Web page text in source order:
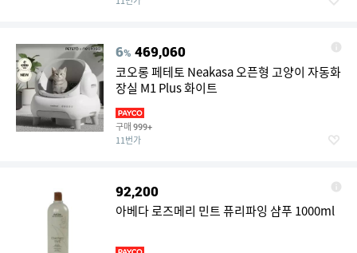
6% 469,060
코오롱 페테토 Neakasa 오픈형 고양이 자동화
장실 M1 Plus 화이트
구매 999+
11번가
92,200
아베다 로즈메리 민트 퓨리파잉 샴푸 1000ml